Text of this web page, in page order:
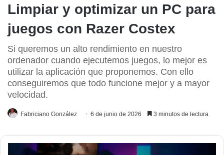
Limpiar y optimizar un PC para
juegos con Razer Costex
Si queremos un alto rendimiento en nuestro
ordenador cuando ejecutemos juegos, lo mejor es
utilizar la aplicación que proponemos. Con ello
conseguiremos que todo funcione mejor y a mayor
velocidad.
Fabriciano González 6 de junio de 2026 3 minutos de lectura